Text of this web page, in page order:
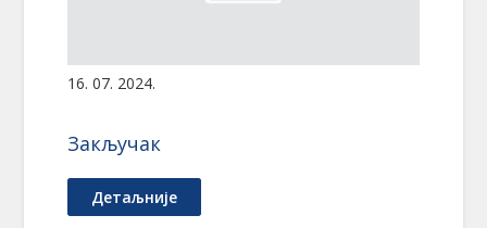
16. 07. 2024.
Закључак
Детаљније